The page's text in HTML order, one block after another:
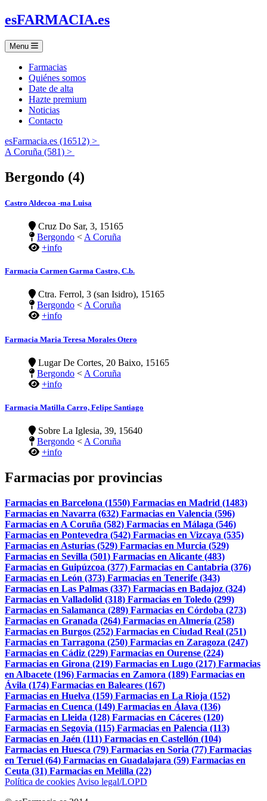
esFARMACIA.es
Menu
Farmacias
Quiénes somos
Date de alta
Hazte premium
Noticias
Contacto
esFarmacia.es (16512) >
A Coruña (581) >
Bergondo (4)
Castro Aldecoa -ma Luisa
Cruz Do Sar, 3, 15165
Bergondo < A Coruña
+info
Farmacia Carmen Garma Castro, C.b.
Ctra. Ferrol, 3 (san Isidro), 15165
Bergondo <A Coruña
+info
Farmacia Maria Teresa Morales Otero
Lugar De Cortes, 20 Baixo, 15165
Bergondo < A Coruña
+info
Farmacia Matilla Carro, Felipe Santiago
Sobre La Iglesia, 39, 15640
Bergondo < A Coruña
+info
Farmacias por provincias
Farmacias en Barcelona (1550) Farmacias en Madrid (1483)
Farmacias en Navarra (632) Farmacias en Valencia (596)
Farmacias en A Coruña (582) Farmacias en Málaga (546)
Farmacias en Pontevedra (542) Farmacias en Vizcaya (535)
Farmacias en Asturias (529) Farmacias en Murcia (529)
Farmacias en Sevilla (501) Farmacias en Alicante (483)
Farmacias en Guipúzcoa (377) Farmacias en Cantabria (376)
Farmacias en León (373) Farmacias en Tenerife (343)
Farmacias en Las Palmas (337) Farmacias en Badajoz (324)
Farmacias en Valladolid (318) Farmacias en Toledo (299)
Farmacias en Salamanca (289) Farmacias en Córdoba (273)
Farmacias en Granada (264) Farmacias en Almería (258)
Farmacias en Burgos (252) Farmacias en Ciudad Real (251)
Farmacias en Tarragona (250) Farmacias en Zaragoza (247)
Farmacias en Cádiz (229) Farmacias en Ourense (224)
Farmacias en Girona (219) Farmacias en Lugo (217) Farmacias
en Albacete (196) Farmacias en Zamora (189) Farmacias en
Ávila (174) Farmacias en Baleares (167)
Farmacias en Huelva (159) Farmacias en La Rioja (152)
Farmacias en Cuenca (149) Farmacias en Álava (136)
Farmacias en Lleida (128) Farmacias en Cáceres (120)
Farmacias en Segovia (115) Farmacias en Palencia (113)
Farmacias en Jaén (111) Farmacias en Castellón (104)
Farmacias en Huesca (79) Farmacias en Soria (77) Farmacias
en Teruel (64) Farmacias en Guadalajara (59) Farmacias en
Ceuta (31) Farmacias en Melilla (22)
Política de cookies Aviso legal/LOPD